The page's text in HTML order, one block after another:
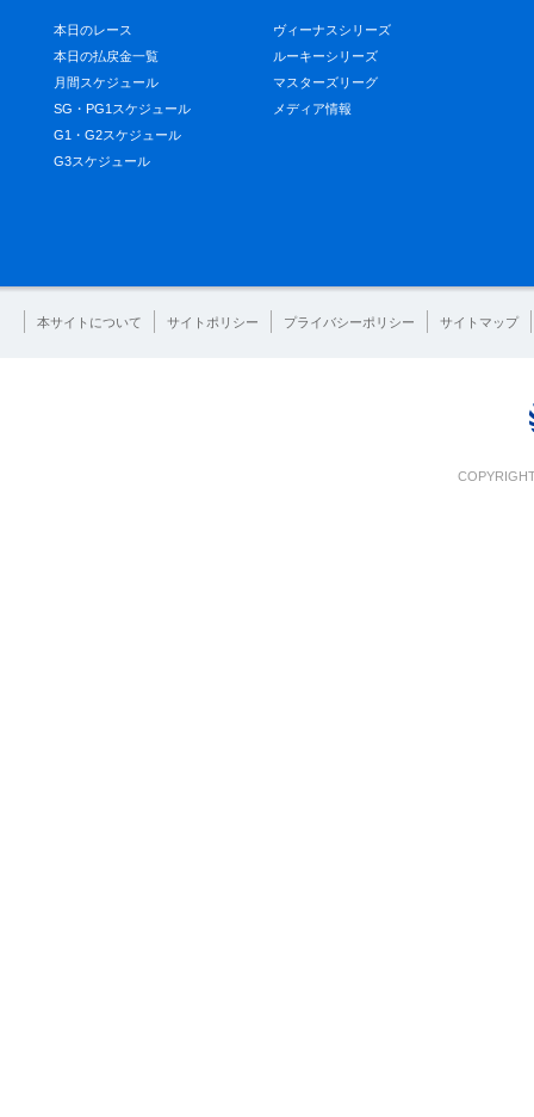
本日のレース
本日の払戻金一覧
月間スケジュール
SG・PG1スケジュール
G1・G2スケジュール
G3スケジュール
ヴィーナスシリーズ
ルーキーシリーズ
マスターズリーグ
メディア情報
本サイトについて サイトポリシー プライバシーポリシー サイトマップ